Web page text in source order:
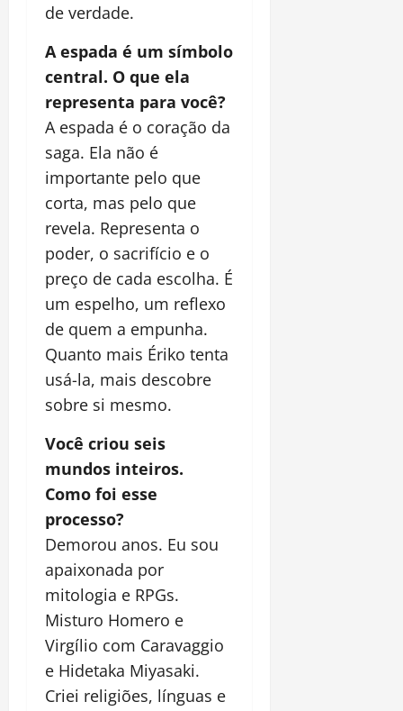
de verdade.
A espada é um símbolo
central. O que ela
representa para você?
A espada é o coração da
saga. Ela não é
importante pelo que
corta, mas pelo que
revela. Representa o
poder, o sacrifício e o
preço de cada escolha. É
um espelho, um reflexo
de quem a empunha.
Quanto mais Ériko tenta
usá-la, mais descobre
sobre si mesmo.
Você criou seis
mundos inteiros.
Como foi esse
processo?
Demorou anos. Eu sou
apaixonada por
mitologia e RPGs.
Misturo Homero e
Virgílio com Caravaggio
e Hidetaka Miyasaki.
Criei religiões, línguas e